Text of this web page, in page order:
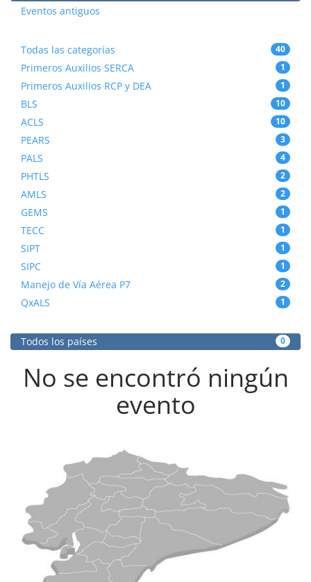
Eventos antiguos
Todas las categorías 40
Primeros Auxilios SERCA 1
Primeros Auxilios RCP y DEA 1
BLS 10
ACLS 10
PEARS 3
PALS 4
PHTLS 2
AMLS 2
GEMS 1
TECC 1
SIPT 1
SIPC 1
Manejo de Vía Aérea P7 2
QxALS 1
Todos los países 0
No se encontró ningún
evento